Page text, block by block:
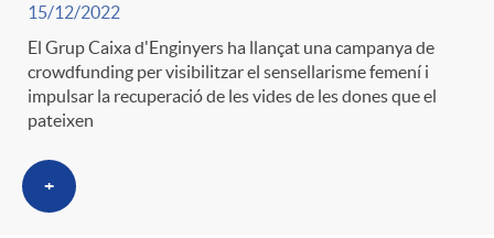
15/12/2022
El Grup Caixa d'Enginyers ha llançat una campanya de
crowdfunding per visibilitzar el sensellarisme femení i
impulsar la recuperació de les vides de les dones que el
pateixen
+